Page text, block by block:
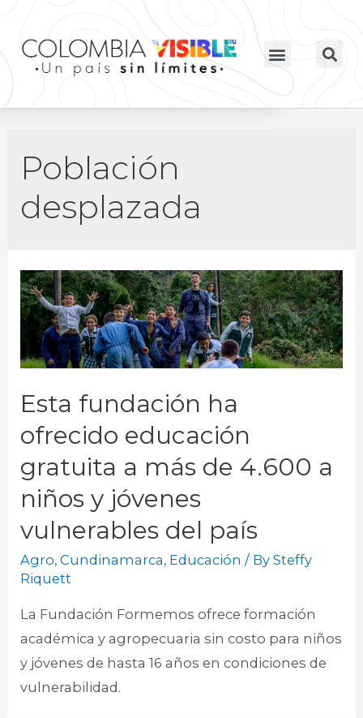
Población
desplazada
Esta fundación ha
ofrecido educación
gratuita a más de 4.600 a
niños y jóvenes
vulnerables del país
Agro,Cundinamarca, Educación / BySteffy
Riquett
La Fundación Formemos ofrece formación
académica y agropecuaria sin costo para niños
y jóvenes de hasta 16 años en condiciones de
vulnerabilidad.